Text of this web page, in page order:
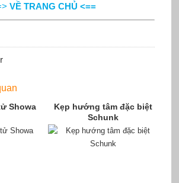
VỀ TRANG CHỦ <==
Showa
Kẹp hướng tâm đặc biệt
Schunk